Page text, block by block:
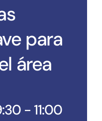
para
área
- 11:00